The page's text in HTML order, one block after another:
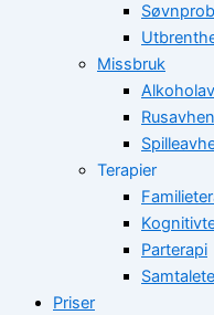
Missbruk
Terapier
Parterapi
Priser